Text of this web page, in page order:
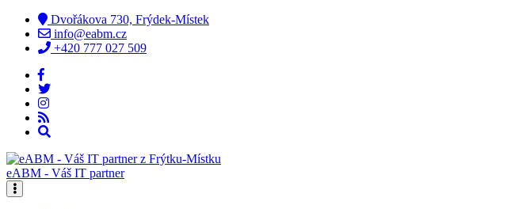
Dvořákova 730, Frýdek-Místek
info@eabm.cz
+420 777 027 509
eABM - Váš IT partner